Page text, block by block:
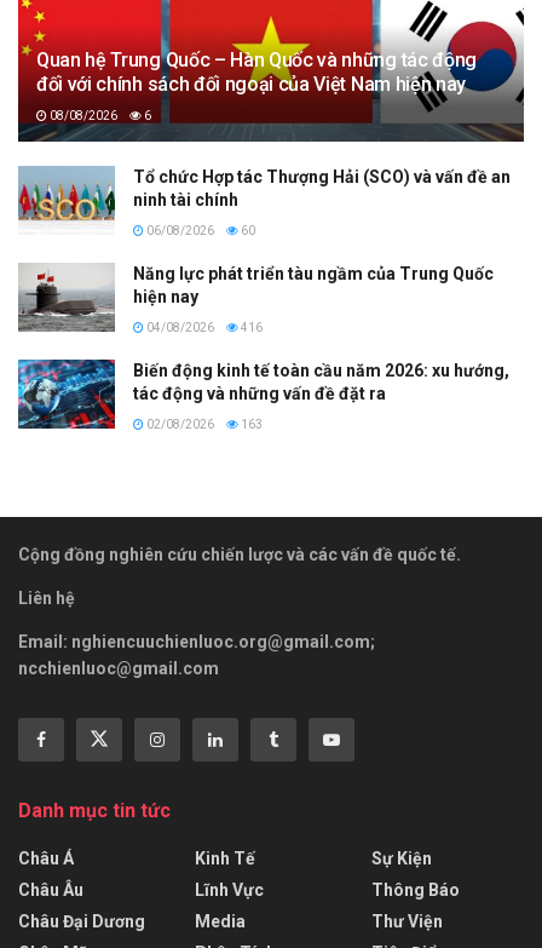
Quan hệ Trung Quốc – Hàn Quốc và những tác động
đối với chính sách đối ngoại của Việt Nam hiện nay
08/08/2026 6
Tổ chức Hợp tác Thượng Hải (SCO) và vấn đề an
ninh tài chính
06/08/2026 60
Năng lực phát triển tàu ngầm của Trung Quốc
hiện nay
04/08/2026 416
Biến động kinh tế toàn cầu năm 2026: xu hướng,
tác động và những vấn đề đặt ra
02/08/2026 163
Cộng đồng nghiên cứu chiến lược và các vấn đề quốc tế.
Liên hệ
Email: nghiencuuchienluoc.org@gmail.com;
ncchienluoc@gmail.com
Danh mục tin tức
Châu Á
Châu Âu
Châu Đại Dương
Kinh Tế
Lĩnh Vực
Media
Sự Kiện
Thông Báo
Thư Viện